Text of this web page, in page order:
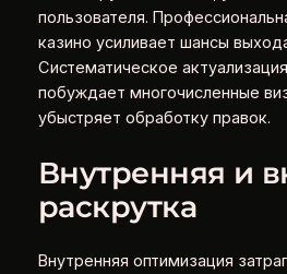
пользователя.
казино усиливает шансы
Систематическое
побуждает многочисленные
убыстряет обработку правок.
Внутренняя и
раскрутка
Внутренняя оптимизация